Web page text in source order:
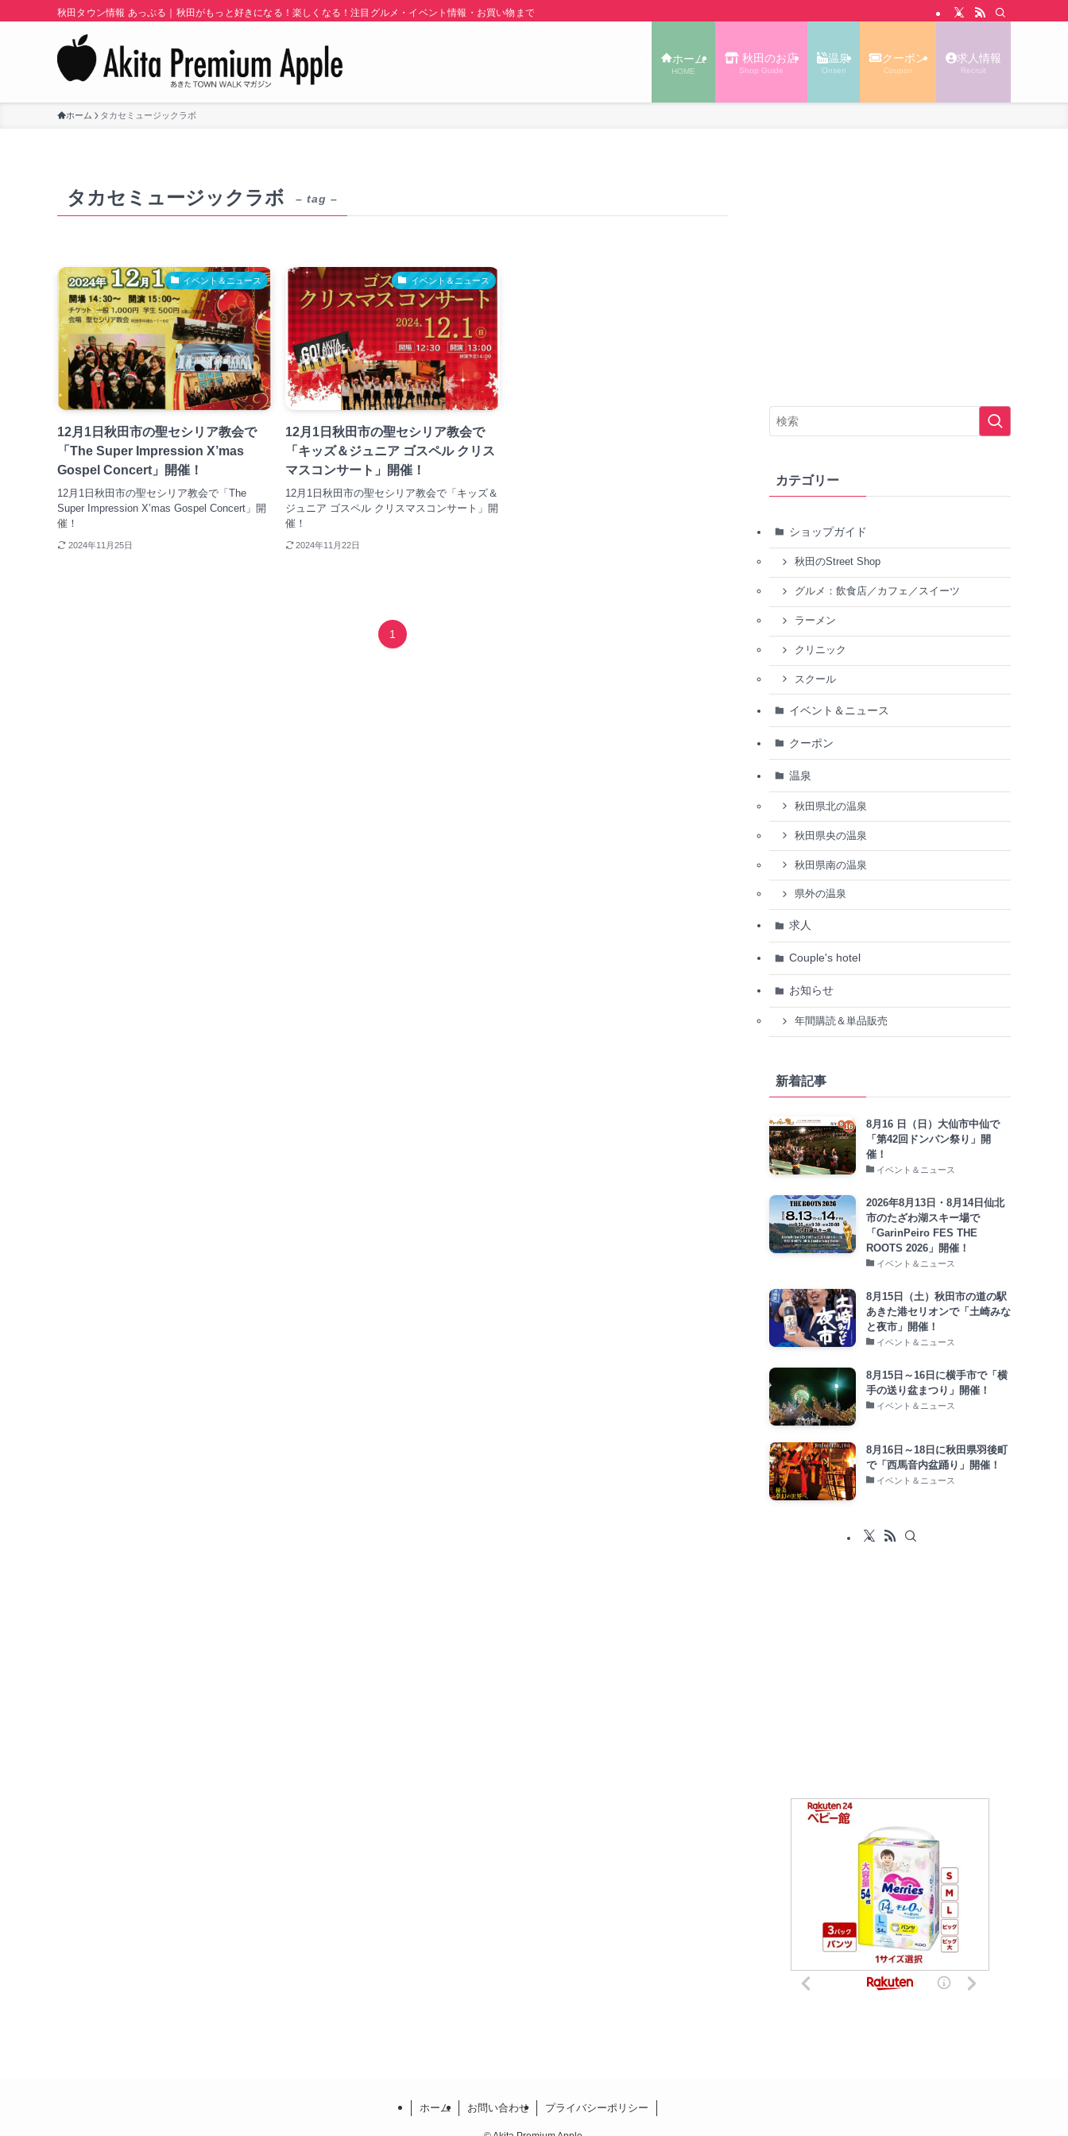
秋田タウン情報 あっぷる｜秋田がもっと好きになる！楽しくなる！注目グルメ・イベント情報・お買い物まで秋田の旬の街ネタをご紹介！ | あきた TOWN WALK あっぷる｜秋田タウン情報
ホーム
HOME
秋田のお店
Shop Guide
温泉
Onsen
クーポン
Coupon
求人情報
Recruit
ホーム タカセミュージックラボ
タカセミュージックラボ – tag –
イベント＆ニュース
12月1日秋田市の聖セシリア教会で
「The Super Impression X’mas
Gospel Concert」開催！
12月1日秋田市の聖セシリア教会で「The
Super Impression X’mas Gospel Concert」開
催！
2024年11月25日
イベント＆ニュース
12月1日秋田市の聖セシリア教会で
「キッズ＆ジュニア ゴスペル クリス
マスコンサート」開催！
12月1日秋田市の聖セシリア教会で「キッズ＆
ジュニア ゴスペル クリスマスコンサート」開
催！
2024年11月22日
1
カテゴリー
ショップガイド
秋田のStreet Shop
グルメ：飲食店／カフェ／スイーツ
ラーメン
クリニック
スクール
イベント＆ニュース
クーポン
温泉
秋田県北の温泉
秋田県央の温泉
秋田県南の温泉
県外の温泉
求人
Couple's hotel
お知らせ
年間購読＆単品販売
新着記事
8月16 日（日）大仙市中仙で
「第42回ドンパン祭り」開
催！
イベント＆ニュース
2026年8月13日・8月14日仙北
市のたざわ湖スキー場で
「GarinPeiro FES THE
ROOTS 2026」開催！
イベント＆ニュース
8月15日（土）秋田市の道の駅
あきた港セリオンで「土崎みな
と夜市」開催！
イベント＆ニュース
8月15日～16日に横手市で「横
手の送り盆まつり」開催！
イベント＆ニュース
8月16日～18日に秋田県羽後町
で「西馬音内盆踊り」開催！
イベント＆ニュース
ホーム お問い合わせ プライバシーポリシー